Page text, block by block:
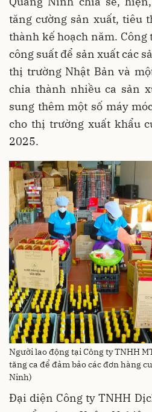
tăng cường sản xuất, tiêu
thành kế hoạch năm. Công
công suất để sản xuất các
thị trường Nhật Bản và
chia thành nhiều ca sản
sung thêm một số máy
cho thị trường xuất khẩu
2025.
Người lao động tại Công ty TNHH
tăng ca để đảm bảo các đơn hàng
Ninh)
Đại diện Công ty TNHH